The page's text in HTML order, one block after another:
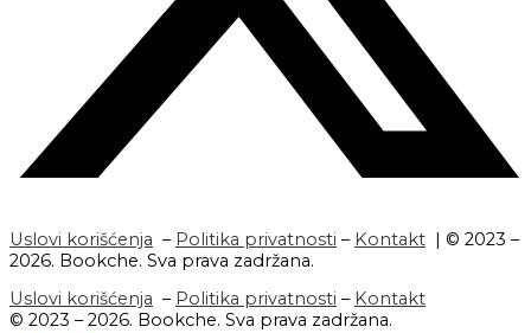
Uslovi korišćenja – Politika privatnosti – Kontakt | © 2023 –
2026. Bookche. Sva prava zadržana.
Uslovi korišćenja – Politika privatnosti – Kontakt
© 2023 – 2026. Bookche. Sva prava zadržana.